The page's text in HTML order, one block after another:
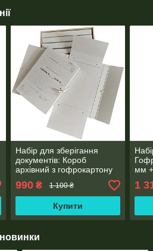
Набір для зберігання
документів: Короб
архівний з гофрокартону
410*330мм + 11 Папок для
нотаріуса (30мм)
990₴ 1 100 ₴
Купити
мм
мм
1
новинки